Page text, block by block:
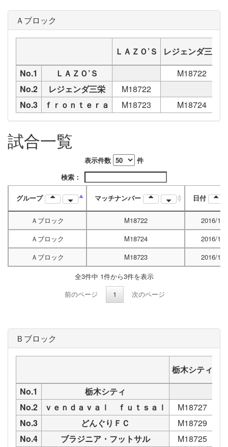
Ａブロック
ＬＡＺＯ’Ｓ レジェンダ三栄
No.1
ＬＡＺＯ’Ｓ
M18722
No.2
レジェンダ三栄
M18722
No.3
ｆｒｏｎｔｅｒａ M18723 M18724
試合一覧
表示件数
件
検索：
グループ マッチナンバー 日付
Ａブロック M18722
2016/10/
Ａブロック
M18724
2016/10/
Ａブロック
M18723
2016/10/
全3件中 1件から3件を表示
前のページ
1 次のページ
Ｂブロック
栃木シティ
No.1
栃木シティ
No.2
ｖｅｎｄａｖａｌ ｆｕｔｓａｌ
M18727
No.3
どんぐりＦＣ
M18729
No.4
ブラジニア・フットサル M18725